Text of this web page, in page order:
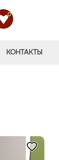
0
КОНТАКТЫ